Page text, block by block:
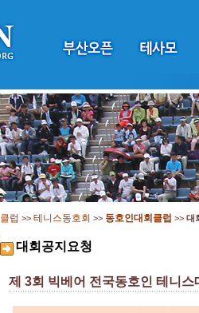
클럽 >> 테니스동호회 >> 동호인대회클럽 >> 대
대회공지요청
제 3회 빅베어 전국동호인 테니스